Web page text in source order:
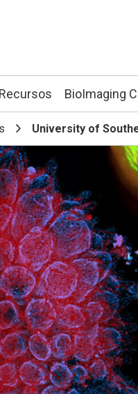
keyword(s)
Recursos BioImaging
University of